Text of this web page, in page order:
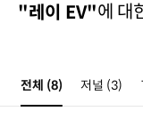
"레이 EV"에 대
전체 (8) 저널 (3)